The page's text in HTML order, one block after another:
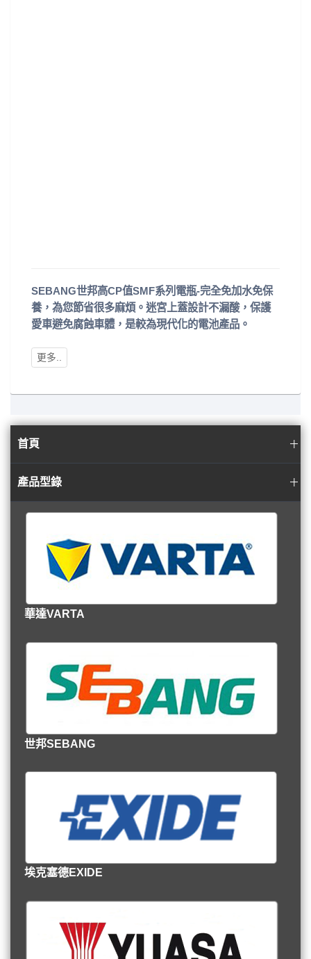
SEBANG世邦高CP值SMF系列電瓶-完全免加水免保
養，為您節省很多麻煩。迷宮上蓋設計不漏酸，保護
愛車避免腐蝕車體，是較為現代化的電池產品。
首頁
產品型錄
華達VARTA
世邦SEBANG
埃克塞德EXIDE